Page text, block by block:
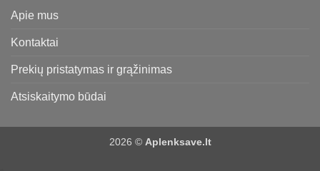
Apie mus
Kontaktai
Prekių pristatymas ir grąžinimas
Atsiskaitymo būdai
2026 © Aplenksave.lt